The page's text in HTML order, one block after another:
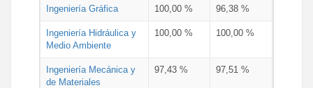
Ingeniería Gráfica 100,00 % 96,38 %
Ingeniería Hidráulica y
Medio Ambiente
100,00 % 100,00 %
Ingeniería Mecánica y
de Materiales
97,43 % 97,51 %